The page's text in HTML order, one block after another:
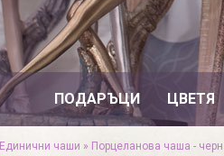
ПОДАРЪЦИ ЦВЕТЯ
Единични чаши » Порцеланова чаша -